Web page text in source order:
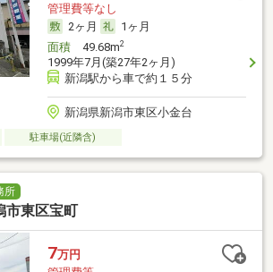
管理費等なし
2ヶ月
1ヶ月
面積49.68m2
1999年7月(築27年2ヶ月)
新潟駅から車で約１５分
新潟県新潟市東区小金台
駐車場(近隣含)
所
市東区宝町
7万円